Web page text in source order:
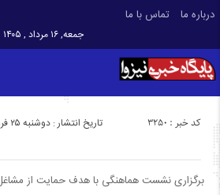
درباره ما تماس با ما
جمعه, ۱۶ مرداد , ۱۴۰۵
تاریخ انتشار : دوشنبه ۲۵ فروردین ۱۴۰۴ - ۷:۵۳ کد خبر : 3250
برگزاری نشست هماهنگی با هدف حمایت از